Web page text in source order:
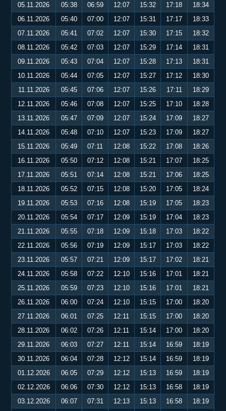
05.11.2026
05:38 06:59 12:07 15:32 17:18
18:34
06.11.2026
05:40 07:00 12:07 15:31 17:17
18:33
07.11.2026
05:41 07:02 12:07 15:30 17:15
18:32
08.11.2026
05:42 07:03 12:07 15:29 17:14
18:31
09.11.2026
05:43 07:04 12:07 15:28 17:13
18:31
10.11.2026
05:44 07:05 12:07 15:27 17:12
18:30
11.11.2026
05:45 07:06 12:07 15:26 17:11
18:29
12.11.2026
05:46 07:08 12:07 15:25 17:10
18:28
13.11.2026
05:47 07:09 12:07 15:24 17:09
18:27
14.11.2026
05:48 07:10 12:07 15:23 17:09
18:27
15.11.2026
05:49 07:11 12:08 15:22 17:08
18:26
16.11.2026
05:50 07:12 12:08 15:21 17:07
18:25
17.11.2026
05:51 07:14 12:08 15:21 17:06
18:25
18.11.2026
05:52 07:15 12:08 15:20 17:05
18:24
19.11.2026
05:53 07:16 12:08 15:19 17:05
18:23
20.11.2026
05:54 07:17 12:09 15:19 17:04
18:23
21.11.2026
05:55 07:18 12:09 15:18 17:03
18:22
22.11.2026
05:56 07:19 12:09 15:17 17:03
18:22
23.11.2026
05:57 07:21 12:09 15:17 17:02
18:21
24.11.2026
05:58 07:22 12:10 15:16 17:01
18:21
25.11.2026
05:59 07:23 12:10 15:16 17:01
18:21
26.11.2026
06:00 07:24 12:10 15:15 17:00
18:20
27.11.2026
06:01 07:25 12:11 15:15 17:00
18:20
28.11.2026
06:02 07:26 12:11 15:14 17:00
18:20
29.11.2026
06:03 07:27 12:11 15:14 16:59
18:19
30.11.2026
06:04 07:28 12:12 15:14 16:59
18:19
01.12.2026
06:05 07:29 12:12 15:13 16:59
18:19
02.12.2026
06:06 07:30 12:12 15:13 16:58
18:19
03.12.2026
06:07 07:31 12:13 15:13 16:58 18:19